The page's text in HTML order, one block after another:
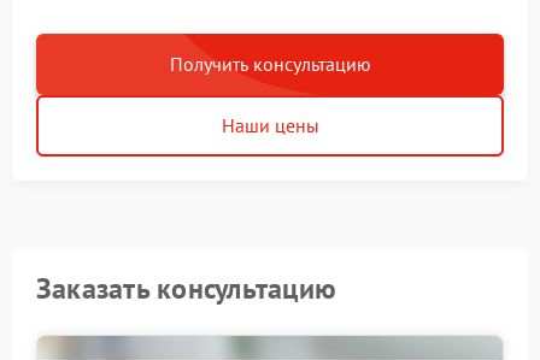
Получить консультацию
Наши цены
Заказать консультацию